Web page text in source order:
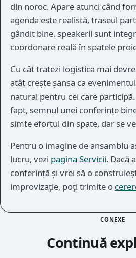
din noroc. Apare atunci când
agenda este realistă, traseul
gândit bine, speakerii sunt
coordonare reală în spatele
Cu cât tratezi logistica mai
atât crește șansa ca
natural pentru cei care
fapt, semnul unei conferințe
simte efortul din spate, dar se
Pentru o imagine de ansamblu
lucru, vezi pagina Servicii. Dacă
conferință și vrei să o
improvizație, poți trimite o
CONEXE
Continuă